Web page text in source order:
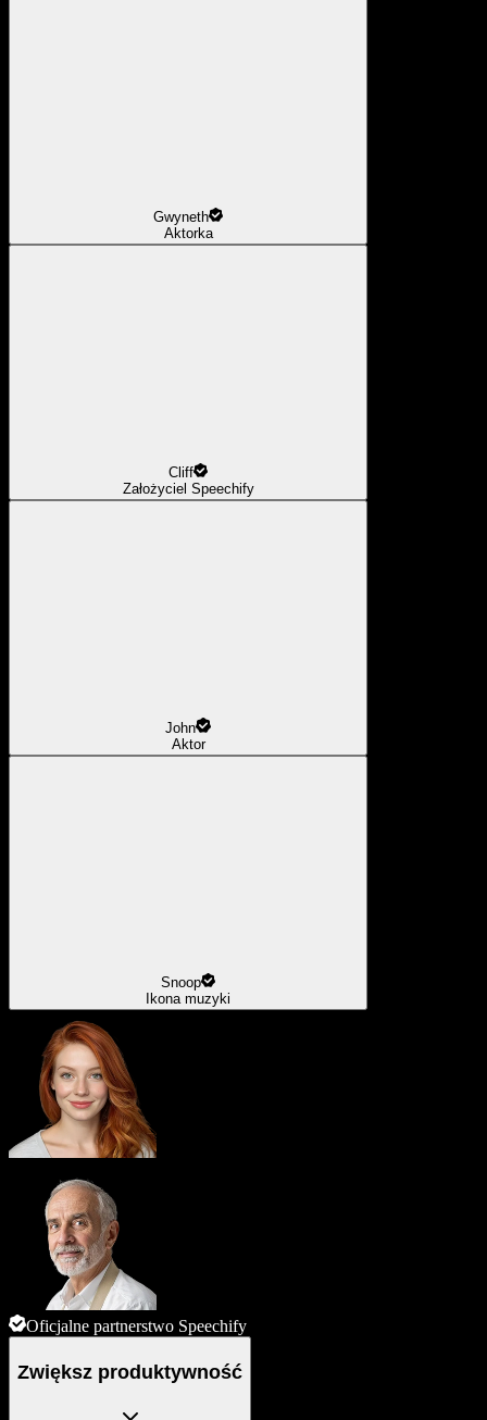
Gwyneth
Aktorka
Cliff
Założyciel Speechify
John
Aktor
Snoop
Ikona muzyki
Oficjalne partnerstwo Speechify
Zwiększ produktywność